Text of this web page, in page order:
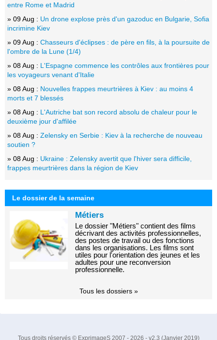
entre Rome et Madrid
» 09 Aug : Un drone explose près d'un gazoduc en Bulgarie, Sofia
incrimine Kiev
» 09 Aug : Chasseurs d'éclipses : de père en fils, à la poursuite de
l'ombre de la Lune (1/4)
» 08 Aug : L'Espagne commence les contrôles aux frontières pour
les voyageurs venant d'Italie
» 08 Aug : Nouvelles frappes meurtrières à Kiev : au moins 4
morts et 7 blessés
» 08 Aug : L'Autriche bat son record absolu de chaleur pour le
deuxième jour d'affilée
» 08 Aug : Zelensky en Serbie : Kiev à la recherche de nouveau
soutien ?
» 08 Aug : Ukraine : Zelensky avertit que l'hiver sera difficile,
frappes meurtrières dans la région de Kiev
Le dossier de la semaine
Métiers
Le dossier "Métiers" contient des films
décrivant des activités professionnelles,
des postes de travail ou des fonctions
dans les organisations. Les films sont
utiles pour l'orientation des jeunes et les
adultes pour une reconversion
professionnelle.
Tous les dossiers »
Tous droits réservés © ExprimageS 2007 - 2026 - v2.3 (Janvier 2019)